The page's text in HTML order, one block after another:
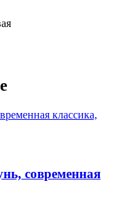
современная